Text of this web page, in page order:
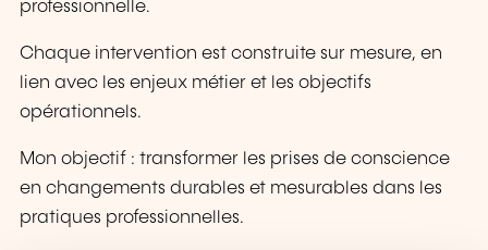
professionnelle.
Chaque intervention est construite sur mesure, en
lien avec les enjeux métier et les objectifs
opérationnels.
Mon objectif : transformer les prises de conscience
en changements durables et mesurables dans les
pratiques professionnelles.